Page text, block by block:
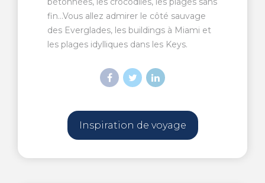
fin…Vous allez admirer le côté sauvage
des Everglades, les buildings à Miami et
les plages idylliques dans les Keys.
Inspiration de voyage